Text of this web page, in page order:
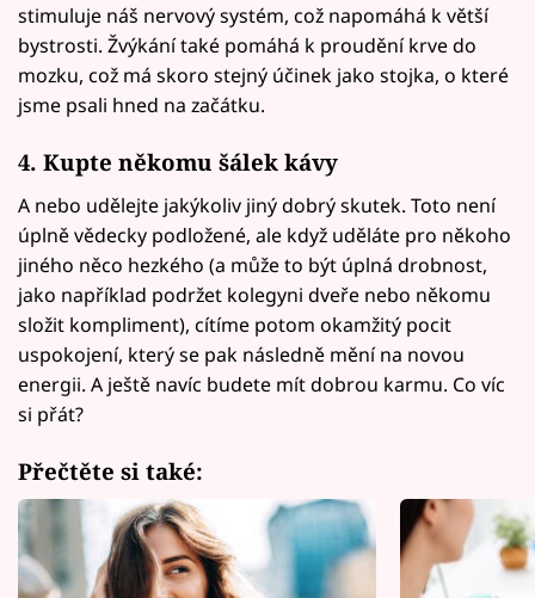
stimuluje náš nervový systém, což napomáhá k větší
bystrosti. Žvýkání také pomáhá k proudění krve do
mozku, což má skoro stejný účinek jako stojka, o které
jsme psali hned na začátku.
4. Kupte někomu šálek kávy
A nebo udělejte jakýkoliv jiný dobrý skutek. Toto není
úplně vědecky podložené, ale když uděláte pro někoho
jiného něco hezkého (a může to být úplná drobnost,
jako například podržet kolegyni dveře nebo někomu
složit kompliment), cítíme potom okamžitý pocit
uspokojení, který se pak následně mění na novou
energii. A ještě navíc budete mít dobrou karmu. Co víc
si přát?
Přečtěte si také: